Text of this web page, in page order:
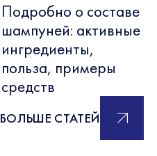
БОЛЬШЕ СТАТЕЙ
Подробно о составе
шампуней: активные
ингредиенты,
польза, примеры
средств